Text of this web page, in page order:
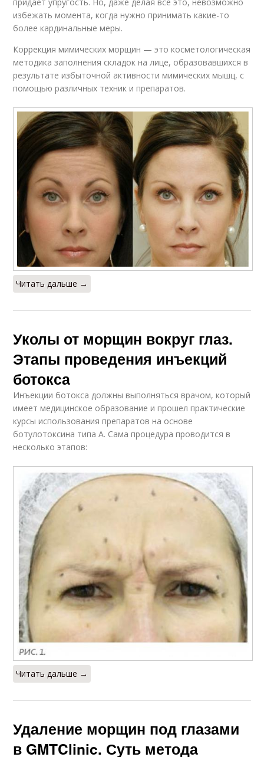
придает упругость. Но, даже делая все это, невозможно
избежать момента, когда нужно принимать какие-то
более кардинальные меры.
Коррекция мимических морщин — это косметологическая
методика заполнения складок на лице, образовавшихся в
результате избыточной активности мимических мышц, с
помощью различных техник и препаратов.
Читать дальше →
Уколы от морщин вокруг глаз.
Этапы проведения инъекций
ботокса
Инъекции ботокса должны выполняться врачом, который
имеет медицинское образование и прошел практические
курсы использования препаратов на основе
ботулотоксина типа А. Сама процедура проводится в
несколько этапов:
Читать дальше →
Удаление морщин под глазами
в GMTClinic. Суть метода